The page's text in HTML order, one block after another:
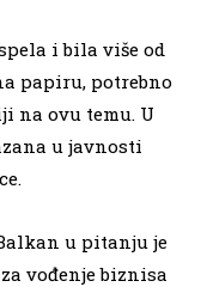
i bila više od
papiru, potrebno
na ovu temu. U
u javnosti
u pitanju je
vođenje biznisa